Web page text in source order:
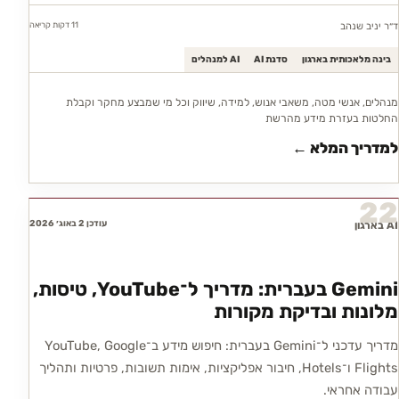
ד״ר יניב שנהב 11 דקות קריאה
בינה מלאכותית בארגון סדנת AI AI למנהלים
מנהלים, אנשי מטה, משאבי אנוש, למידה, שיווק וכל מי שמבצע מחקר וקבלת
החלטות בעזרת מידע מהרשת
למדריך המלא ←
AI בארגון עודכן 2 באוג׳ 2026
Gemini בעברית: מדריך ל־YouTube, טיסות,
מלונות ובדיקת מקורות
מדריך עדכני ל־Gemini בעברית: חיפוש מידע ב־YouTube, Google
Flights ו־Hotels, חיבור אפליקציות, אימות תשובות, פרטיות ותהליך
עבודה אחראי.
22